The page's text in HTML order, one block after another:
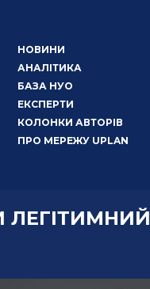
НОВИНИ
АНАЛІТИКА
БАЗА НУО
ЕКСПЕРТИ
КОЛОНКИ АВТОРІВ
ПРО МЕРЕЖУ UPLAN
ЛЕГІТИМНИЙ